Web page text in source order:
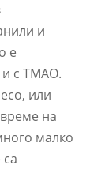
и
е
с TMAO.
или
на
малко